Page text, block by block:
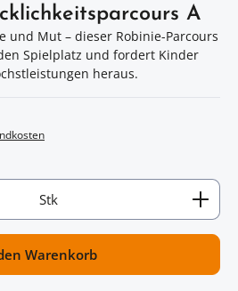
A
und Mut – dieser Robinie-Parcours
Spielplatz und fordert Kinder
heraus.
gewünschten Wert ein
Stk
Warenkorb